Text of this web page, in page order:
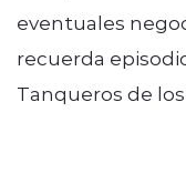
eventuales
recuerda
Tanqueros de